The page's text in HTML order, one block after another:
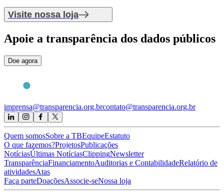
Visite nossa loja
Apoie a transparência dos dados públicos
Doe agora
imprensa@transparencia.org.brcontato@transparencia.org.br
Quem somosSobre a TBEquipeEstatuto
O que fazemos?ProjetosPublicações
NotíciasÚltimas NotíciasClippingNewsletter
TransparênciaFinanciamentoAuditorias e ContabilidadeRelatório de
atividadesAtas
Faça parteDoaçõesAssocie-seNossa loja